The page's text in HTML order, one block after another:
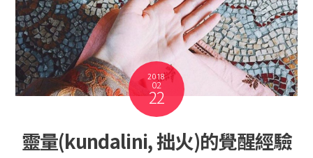
2018
02
22
靈量(kundalini, 拙火)的覺醒經驗